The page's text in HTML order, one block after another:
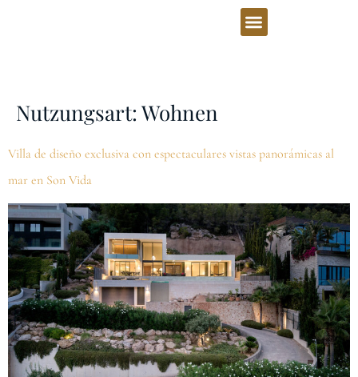
Nutzungsart: Wohnen
Villa de diseño exclusiva con espectaculares vistas panorámicas al
mar en Son Vida